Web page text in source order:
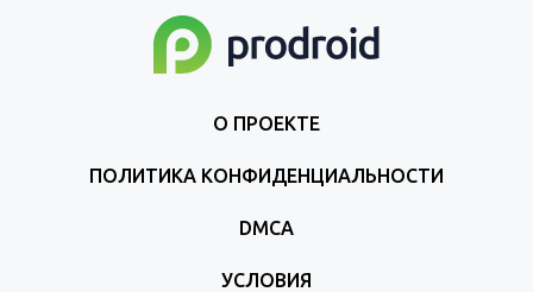
О ПРОЕКТЕ
ПОЛИТИКА КОНФИДЕНЦИАЛЬНОСТИ
DMCA
УСЛОВИЯ